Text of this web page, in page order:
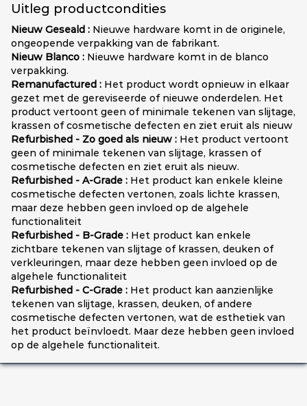
Uitleg productcondities
Nieuw Geseald : Nieuwe hardware komt in de originele,
ongeopende verpakking van de fabrikant.
Nieuw Blanco : Nieuwe hardware komt in de blanco
verpakking.
Remanufactured : Het product wordt opnieuw in elkaar
gezet met de gereviseerde of nieuwe onderdelen. Het
product vertoont geen of minimale tekenen van slijtage,
krassen of cosmetische defecten en ziet eruit als nieuw
Refurbished - Zo goed als nieuw : Het product vertoont
geen of minimale tekenen van slijtage, krassen of
cosmetische defecten en ziet eruit als nieuw.
Refurbished - A-Grade : Het product kan enkele kleine
cosmetische defecten vertonen, zoals lichte krassen,
maar deze hebben geen invloed op de algehele
functionaliteit
Refurbished - B-Grade : Het product kan enkele
zichtbare tekenen van slijtage of krassen, deuken of
verkleuringen, maar deze hebben geen invloed op de
algehele functionaliteit
Refurbished - C-Grade : Het product kan aanzienlijke
tekenen van slijtage, krassen, deuken, of andere
cosmetische defecten vertonen, wat de esthetiek van
het product beïnvloedt. Maar deze hebben geen invloed
op de algehele functionaliteit.